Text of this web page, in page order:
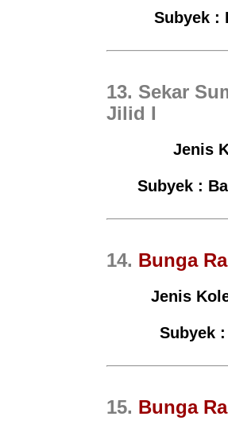
Subyek :
13. Sekar
Jilid I
Jenis
Subyek :
14. Bunga
Jenis
Subyek
15. Bunga